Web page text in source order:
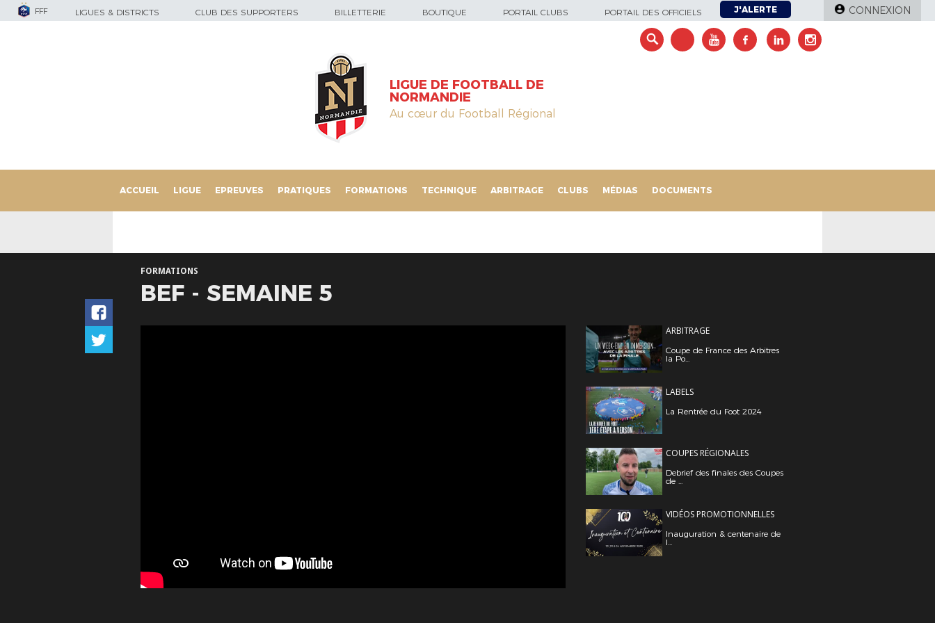
FFF LIGUES & DISTRICTS CLUB DES SUPPORTERS BILLETTERIE BOUTIQUE PORTAIL CLUBS PORTAIL DES OFFICIELS J'ALERTE CONNEXION
LIGUE DE FOOTBALL DE
NORMANDIE
Au cœur du Football Régional
ACCUEIL LIGUE EPREUVES PRATIQUES FORMATIONS TECHNIQUE ARBITRAGE CLUBS MÉDIAS DOCUMENTS
FORMATIONS
BEF - SEMAINE 5
ARBITRAGE
Coupe de France des Arbitres
la Po...
LABELS
La Rentrée du Foot 2024
COUPES RÉGIONALES
Debrief des finales des Coupes
de ...
VIDÉOS PROMOTIONNELLES
Inauguration & centenaire de
l...